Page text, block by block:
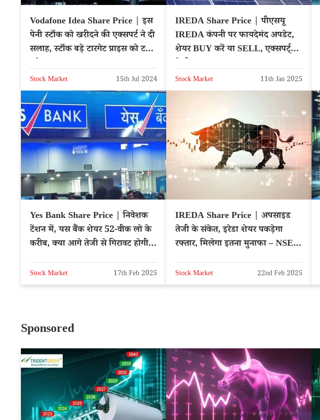
Vodafone Idea Share Price | इस
पेनी स्टॉक को खरीदने की एक्सपर्ट ने दी
सलाह, स्टॉक बड़े टारगेट प्राइस को टच
Stock Market 15th Jul 2024
IREDA Share Price | पीएसयू
IREDA कंपनी पर फायदेमंद अपडेट,
शेयर BUY करें या SELL, एक्सपर्ट्स
Stock Market 11th Jan 2025
Yes Bank Share Price | निवेशक
टेंशन में, यस बैंक शेयर 52-वीक लो के
करीब, क्या आगे तेजी से गिरावट होगी –
Stock Market 17th Feb 2025
IREDA Share Price | अपसाइड
तेजी के संकेत, इरेडा शेयर पकड़ेगा
रफ्तार, मिलेगा इतना मुनाफा – NSE:
Stock Market 22nd Feb 2025
Sponsored